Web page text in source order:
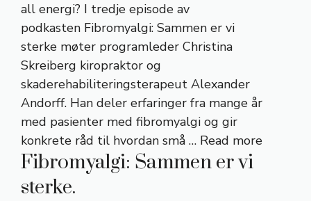
all energi? I tredje episode av
podkasten Fibromyalgi: Sammen er vi
sterke møter programleder Christina
Skreiberg kiropraktor og
skaderehabiliteringsterapeut Alexander
Andorff. Han deler erfaringer fra mange år
med pasienter med fibromyalgi og gir
konkrete råd til hvordan små … Read more
Fibromyalgi: Sammen er vi
sterke.